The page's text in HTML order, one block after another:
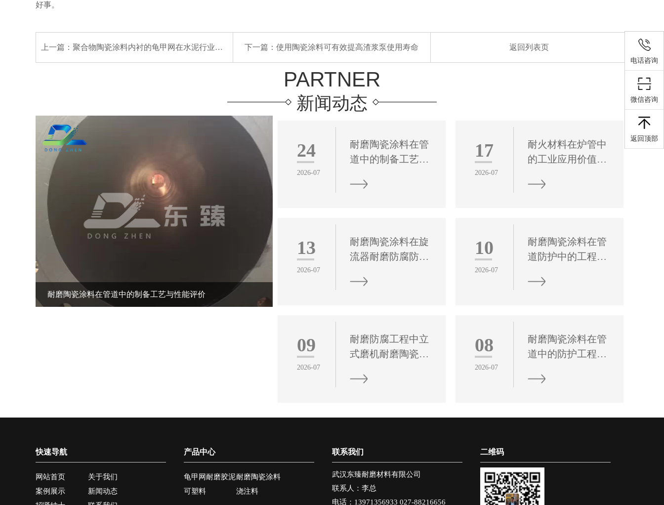
好事。
上一篇： 聚合物陶瓷涂料内衬的龟甲网在水泥行业的焊接施工 下一篇：使用陶瓷涂料可有效提高渣浆泵使用寿命 返回列表页
PARTNER
新闻动态
耐磨陶瓷涂料在管道中的制备工艺与性能评价
24
2026-07
耐磨陶瓷涂料在管
道中的制备工艺与
耐磨陶瓷涂料是一
子树脂、特种助剂
复合而成的功能性
防护涂层材料，凭
管道系统抗磨损、
防腐蚀、提效能的
17
2026-07
耐火材料在炉管中
的工业应用价值评
耐火材料作为炉管
构承重、抗蚀抗冲
刷、缓冲热应力等
多重关键作用，是
础。
13
2026-07
耐磨陶瓷涂料在旋
流器耐磨防腐防护
耐磨陶瓷涂料作为
中发挥着不可替代
的核心作用。碳化
硅纳米陶瓷涂层这
流器磨蚀失效问题
10
2026-07
耐磨陶瓷涂料在管
道防护中的工程应
耐磨陶瓷涂料作为
的核心方案，通用
型重防腐涂料凭借
优异的综合性能，
价值。
09
2026-07
耐磨防腐工程中立
式磨机耐磨陶瓷复
高强度、高负荷的
物料研磨作业任
务。耐磨陶瓷复合
衬板凭借优异的耐
08
2026-07
耐磨陶瓷涂料在管
道中的防护工程应
耐磨陶瓷涂料作为
流体冲刷、颗粒磨
蚀及介质腐蚀协同
作用下，展现出突
快速导航
网站首页
关于我们
案例展示
新闻动态
产品中心
龟甲网耐磨胶泥耐磨陶瓷涂料
可塑料
浇注料
联系我们
武汉东臻耐磨材料有限公司
联系人：李总
电话：13971356933 027-88216656
二维码
电话咨询
微信咨询
返回顶部